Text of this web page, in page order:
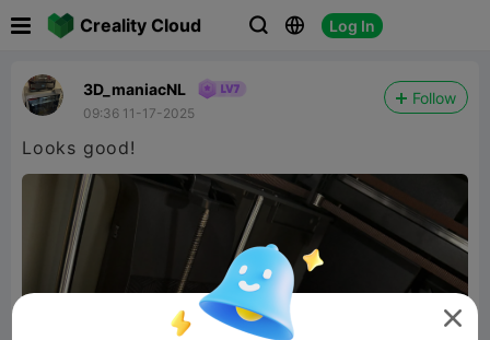
Creality Cloud   Log In
3D_maniacNL
09:36 11-17-2025
Follow
Looks good!
